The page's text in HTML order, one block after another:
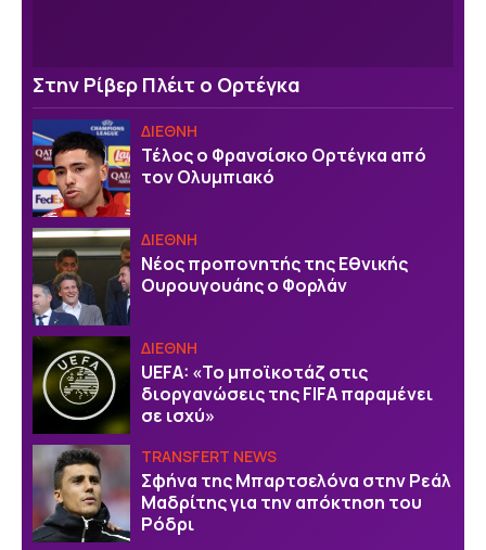
Στην Ρίβερ Πλέιτ ο Ορτέγκα
ΔΙΕΘΝΗ
Τέλος ο Φρανσίσκο Ορτέγκα από
τον Ολυμπιακό
ΔΙΕΘΝΗ
Νέος προπονητής της Εθνικής
Ουρουγουάης ο Φορλάν
ΔΙΕΘΝΗ
UEFA: «Το μποϊκοτάζ στις
διοργανώσεις της FIFA παραμένει
σε ισχύ»
TRANSFERT NEWS
Σφήνα της Μπαρτσελόνα στην Ρεάλ
Μαδρίτης για την απόκτηση του
Ρόδρι